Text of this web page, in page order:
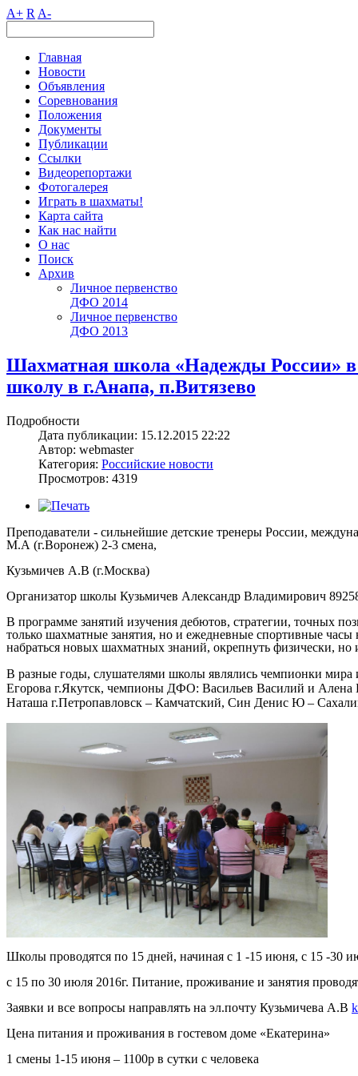
A+ R A-
Главная
Новости
Объявления
Соревнования
Положения
Документы
Публикации
Ссылки
Видеорепортажи
Фотогалерея
Играть в шахматы!
Карта сайта
Как нас найти
О нас
Поиск
Архив
Личное первенство
ДФО 2014
Личное первенство
ДФО 2013
Шахматная школа «Надежды России»
школу в г.Анапа, п.Витязево
Подробности
Дата публикации: 15.12.2015 22:22
Автор: webmaster
Категория: Российские новости
Просмотров: 4319
Преподаватели - сильнейшие детские тренеры России,
М.А (г.Воронеж) 2-3 смена,
Кузьмичев А.В (г.Москва)
Организатор школы Кузьмичев Александр Владимирович
В программе занятий изучения дебютов, стратегии, точных
только шахматные занятия, но и ежедневные спортивные
набраться новых шахматных знаний, окрепнуть физически,
В разные годы, слушателями школы являлись чемпионки
Егорова г.Якутск, чемпионы ДФО: Васильев Василий и Алена
Наташа г.Петропавловск – Камчатский, Син Денис Ю –
Школы проводятся по 15 дней, начиная с 1 -15 июня, с 15 -30
с 15 по 30 июля 2016г. Питание, проживание и занятия
Заявки и все вопросы направлять на эл.почту Кузьмичева А.В
Цена питания и проживания в гостевом доме «Екатерина»
1 смены 1-15 июня – 1100р в сутки с человека